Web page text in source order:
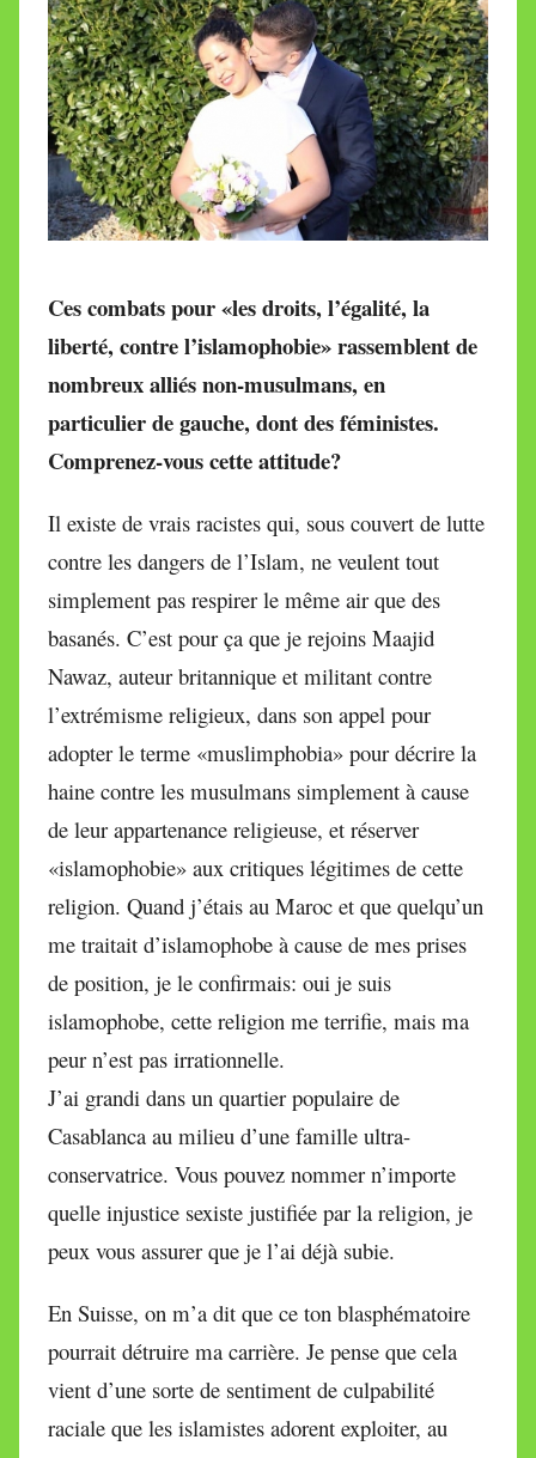
Ces combats pour «les droits, l’égalité, la
liberté, contre l’islamophobie» rassemblent de
nombreux alliés non-musulmans, en
particulier de gauche, dont des féministes.
Comprenez-vous cette attitude?
Il existe de vrais racistes qui, sous couvert de lutte
contre les dangers de l’Islam, ne veulent tout
simplement pas respirer le même air que des
basanés. C’est pour ça que je rejoins Maajid
Nawaz, auteur britannique et militant contre
l’extrémisme religieux, dans son appel pour
adopter le terme «muslimphobia» pour décrire la
haine contre les musulmans simplement à cause
de leur appartenance religieuse, et réserver
«islamophobie» aux critiques légitimes de cette
religion. Quand j’étais au Maroc et que quelqu’un
me traitait d’islamophobe à cause de mes prises
de position, je le confirmais: oui je suis
islamophobe, cette religion me terrifie, mais ma
peur n’est pas irrationnelle.
J’ai grandi dans un quartier populaire de
Casablanca au milieu d’une famille ultra-
conservatrice. Vous pouvez nommer n’importe
quelle injustice sexiste justifiée par la religion, je
peux vous assurer que je l’ai déjà subie.
En Suisse, on m’a dit que ce ton blasphématoire
pourrait détruire ma carrière. Je pense que cela
vient d’une sorte de sentiment de culpabilité
raciale que les islamistes adorent exploiter, au